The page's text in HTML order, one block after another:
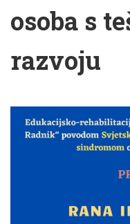
osoba s
razvoju